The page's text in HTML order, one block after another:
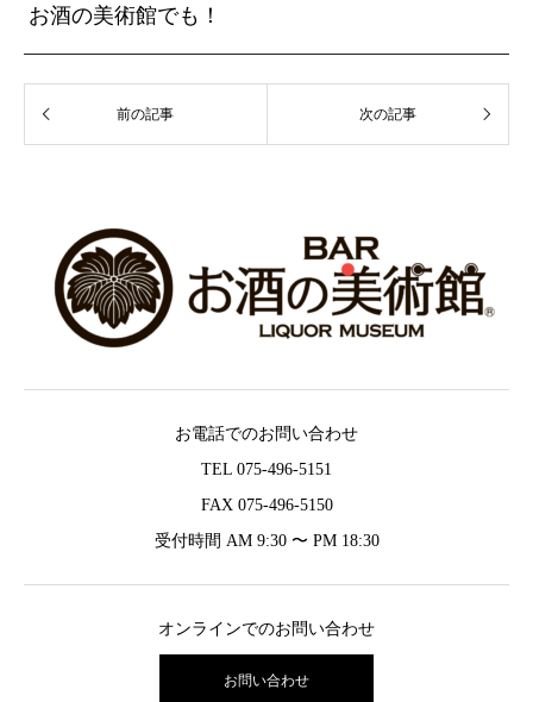
お酒の美術館でも！
お電話でのお問い合わせ
TEL 075-496-5151
FAX 075-496-5150
受付時間 AM 9:30 〜 PM 18:30
オンラインでのお問い合わせ
お問い合わせ